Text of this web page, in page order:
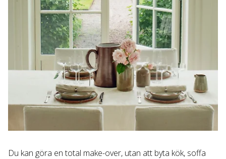
Du kan göra en total make-over, utan att byta kök, soffa